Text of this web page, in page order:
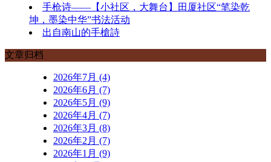
手枪诗——【小社区，大舞台】田厦社区“笔染乾
坤，墨染中华”书法活动
出自南山的手槍詩
文章归档
2026年7月 (4)
2026年6月 (7)
2026年5月 (9)
2026年4月 (7)
2026年3月 (8)
2026年2月 (7)
2026年1月 (9)